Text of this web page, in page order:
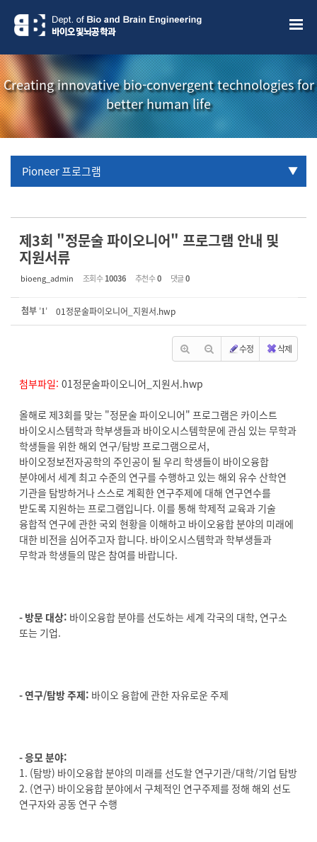
Creating innovative bio-convergent technologies for
better human life
Pioneer 프로그램
학부생 국제학술대회 참관프로그램
제3회 "정문술 파이오니어" 프로그램 안내 및
지원서류
bioeng_admin 조회 수10036 추천 수0 댓글0
첨부 '1' 01정문술파이오니어_지원서.hwp
수정 삭제
첨부파일: 01정문술파이오니어_지원서.hwp
올해로 제3회를 맞는 "정문술 파이오니어" 프로그램은 카이스트
바이오시스템학과 학부생들과 바이오시스템학문에 관심 있는 무학과
학생들을 위한 해외 연구/탐방 프로그램으로서,
바이오정보전자공학의 주인공이 될 우리 학생들이 바이오융합
분야에서 세계 최고 수준의 연구를 수행하고 있는 해외 유수 산학연
기관을 탐방하거나 스스로 계획한 연구주제에 대해 연구연수를
받도록 지원하는 프로그램입니다. 이를 통해 학제적 교육과 기술
융합적 연구에 관한 국외 현황을 이해하고 바이오융합 분야의 미래에
대한 비전을 심어주고자 합니다. 바이오시스템학과 학부생들과
무학과 학생들의 많은 참여를 바랍니다.
- 방문 대상: 바이오융합 분야를 선도하는 세계 각국의 대학, 연구소
또는 기업.
- 연구/탐방 주제: 바이오 융합에 관한 자유로운 주제
- 응모 분야:
1. (탐방) 바이오융합 분야의 미래를 선도할 연구기관/대학/기업 탐방
2. (연구) 바이오융합 분야에서 구체적인 연구주제를 정해 해외 선도
연구자와 공동 연구 수행